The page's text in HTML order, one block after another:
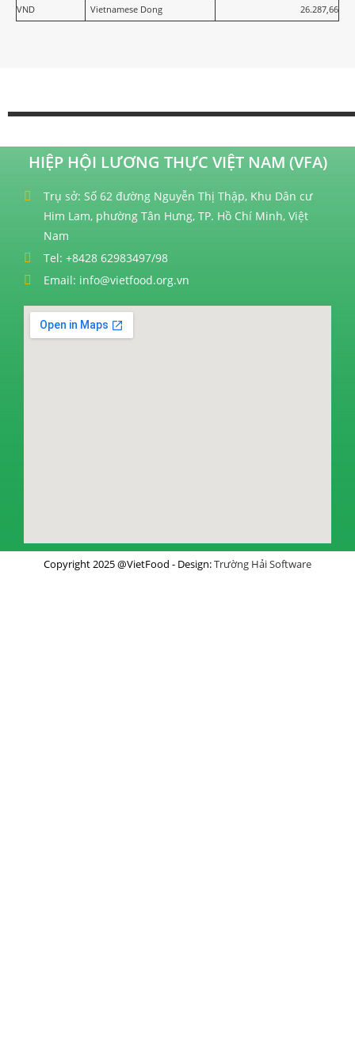
VND
Vietnamese Dong 26.287,66
HIỆP HỘI LƯƠNG THỰC VIỆT NAM (VFA)
Trụ sở: Số 62 đường Nguyễn Thị Thập, Khu Dân cư
Him Lam, phường Tân Hưng, TP. Hồ Chí Minh, Việt
Nam
Tel: +8428 62983497/98
Email: info@vietfood.org.vn
Copyright 2025 @VietFood - Design:Trường Hải Software